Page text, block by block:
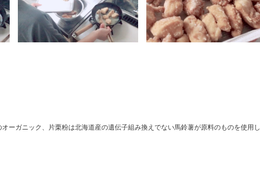
ーガニック、片栗粉は北海道産の遺伝子組み換えでない馬鈴薯が原料のものを使用し